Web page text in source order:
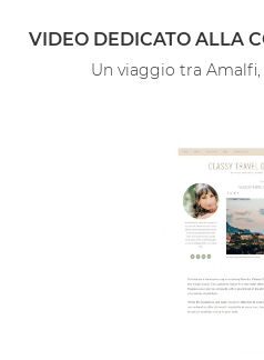
VIDEO DEDICATO ALLA
Un viaggio tra Amalfi,